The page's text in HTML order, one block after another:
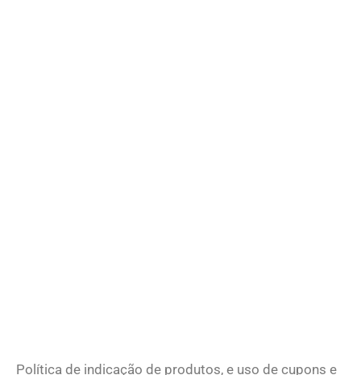
Política de indicação de produtos, e uso de cupons e